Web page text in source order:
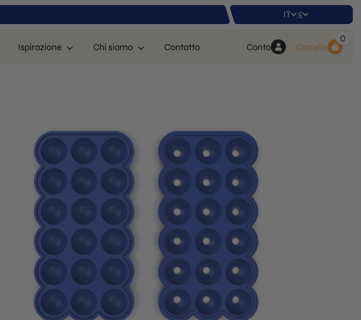
IT | £
Ispirazione Chi siamo Contatto Conto
0
Carrello